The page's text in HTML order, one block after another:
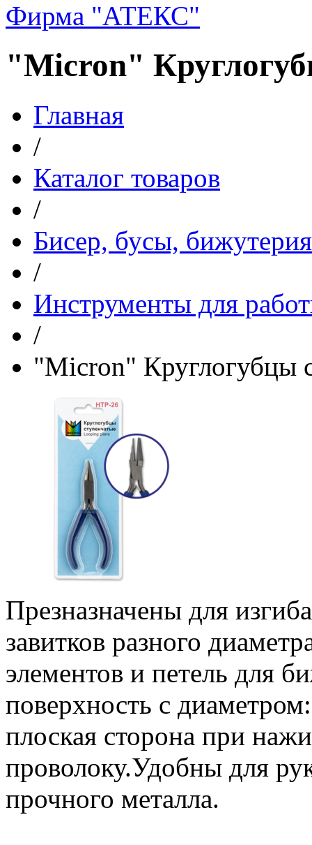
Фирма "АТЕКС"
"Micron"
Главная
/
Каталог товаров
/
Бисер, бусы, бижутерия
/
Инструменты для
/
"Micron" Круглогубцы
Презназначены для
завитков разного
элементов и петель для
поверхность с
плоская сторона при
проволоку.Удобны для
прочного металла.